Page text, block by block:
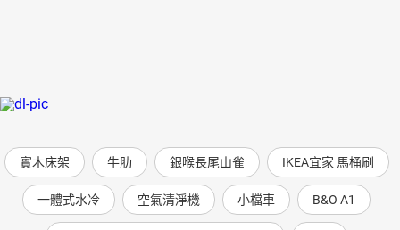
實木床架 牛肋 銀喉長尾山雀 IKEA宜家 馬桶刷
一體式水冷 空氣清淨機 小檔車 B&O A1